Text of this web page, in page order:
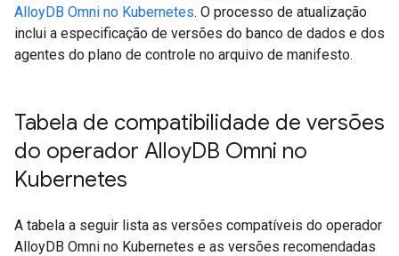
AlloyDB Omni no Kubernetes. O processo de atualização
inclui a especificação de versões do banco de dados e dos
agentes do plano de controle no arquivo de manifesto.
Tabela de compatibilidade de versões
do operador AlloyDB Omni no
Kubernetes
A tabela a seguir lista as versões compatíveis do operador
AlloyDB Omni no Kubernetes e as versões recomendadas